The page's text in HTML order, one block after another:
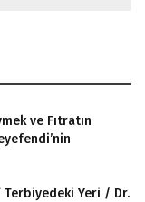
ve Fıtratın
Yeri / Dr.